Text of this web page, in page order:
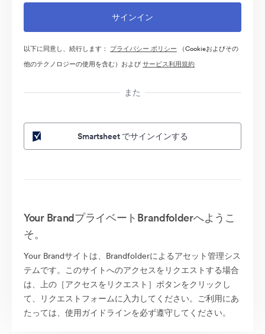
以下に同意し、続行します： プライバシー ポリシー （Cookieおよびその
他のテクノロジーの使用を含む）およびサービス利用規約
また
Smartsheet でサインインする
Your BrandプライベートBrandfolderへようこ
そ。
Your Brandサイトは、Brandfolderによるアセット管理シス
テムです。このサイトへのアクセスをリクエストする場合
は、上の［アクセスをリクエスト］ボタンをクリックし
て、リクエストフォームに入力してください。ご利用にあ
たっては、使用ガイドラインを必ず遵守してください。